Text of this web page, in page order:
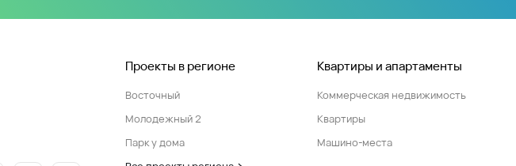
Проекты в регионе
Восточный
Молодежный 2
Парк у дома
Квартиры и апартаменты
Коммерческая недвижимость
Квартиры
Машино-места